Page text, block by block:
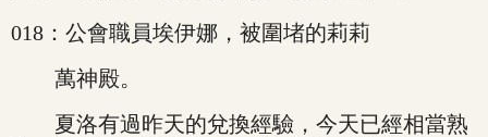
018：公會職員埃伊娜，被圍堵的莉莉
萬神殿。
夏洛有過昨天的兌換經驗，今天已經相當熟